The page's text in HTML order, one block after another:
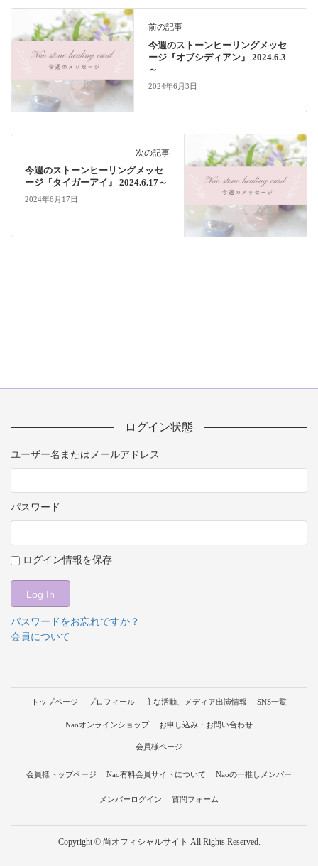
前の記事
今週のストーンヒーリングメッセ
ージ『オブシディアン』 2024.6.3
～
2024年6月3日
次の記事
今週のストーンヒーリングメッセ
ージ『タイガーアイ』 2024.6.17～
2024年6月17日
ログイン状態
ユーザー名またはメールアドレス
パスワード
ログイン情報を保存
パスワードをお忘れですか？
会員について
トップページ プロフィール 主な活動、メディア出演情報 SNS一覧
Naoオンラインショップ お申し込み・お問い合わせ
会員様ページ
会員様トップページ Nao有料会員サイトについて Naoの一推しメンバー
メンバーログイン 質問フォーム
Copyright © 尚オフィシャルサイト All Rights Reserved.